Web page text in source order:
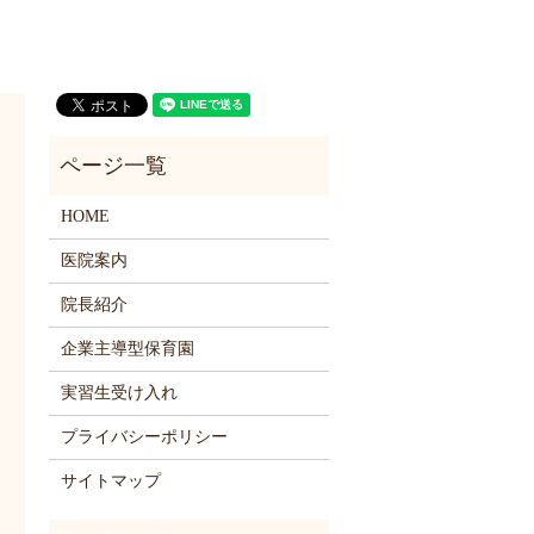
HOME
医院案内
院長紹介
企業主導型保育園
実習生受け入れ
プライバシーポリシー
サイトマップ